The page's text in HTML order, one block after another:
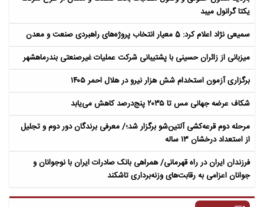
یکتا گرانول میبد
سمیعی‌ نژاد اعلام کرد: 5 معیار انتخاب پروژه‌های راهبردی صنعت و معدن
میزبانی از زائران حسینی با پشتیبانی شرکت عملیات غیرصنعتی بندرماهشهر
برگزاری آزمون استخدام شش هزار نیرو در هلال احمر ۱۴۰۵
شکاف عرضه جهانی مس تا ۲۰۳۵ پنج‌درصد کاهش می‌یابد
مرحله دوم قرعه‌کشی آلتین‌شو برگزار شد؛/ معرفی برندگان دور دوم و تجلیل
از استعداد درخشان ۱۳ ساله
​فرزندان ایران در راه قهرمانی/ همراهی بانک صادرات ایران با نوجوانان و
جوانان اعزامی به رقابت‌های وزنه‌برداری تاشکند